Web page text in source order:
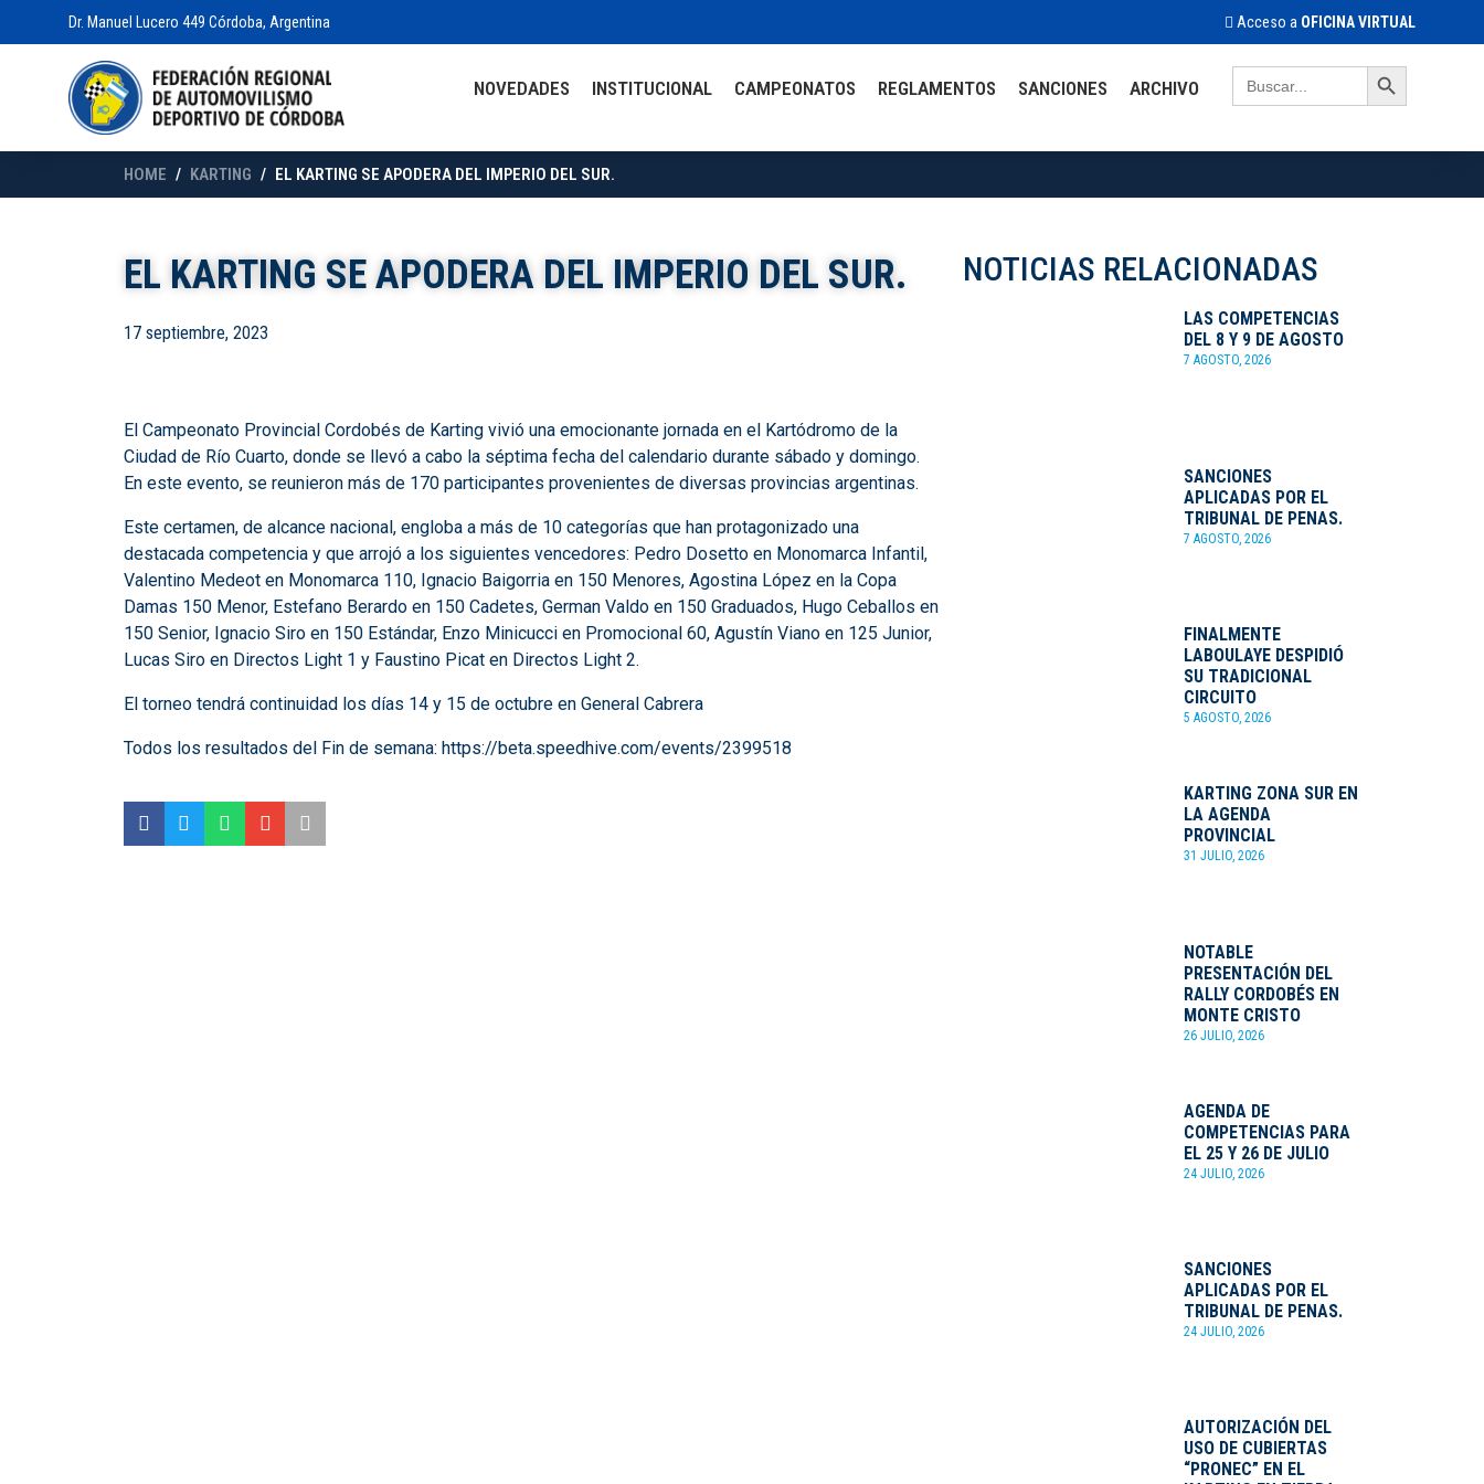
Dr. Manuel Lucero 449 Córdoba, Argentina Acceso a OFICINA VIRTUAL
NOVEDADES INSTITUCIONAL CAMPEONATOS REGLAMENTOS SANCIONES ARCHIVO
Search
for:
Search Button
HOME KARTING EL KARTING SE APODERA DEL IMPERIO DEL SUR.
EL KARTING SE APODERA DEL IMPERIO DEL SUR.
17 septiembre, 2023
El Campeonato Provincial Cordobés de Karting vivió una emocionante jornada en el Kartódromo de la
Ciudad de Río Cuarto, donde se llevó a cabo la séptima fecha del calendario durante sábado y domingo.
En este evento, se reunieron más de 170 participantes provenientes de diversas provincias argentinas.
Este certamen, de alcance nacional, engloba a más de 10 categorías que han protagonizado una
destacada competencia y que arrojó a los siguientes vencedores: Pedro Dosetto en Monomarca Infantil,
Valentino Medeot en Monomarca 110, Ignacio Baigorria en 150 Menores, Agostina López en la Copa
Damas 150 Menor, Estefano Berardo en 150 Cadetes, German Valdo en 150 Graduados, Hugo Ceballos en
150 Senior, Ignacio Siro en 150 Estándar, Enzo Minicucci en Promocional 60, Agustín Viano en 125 Junior,
Lucas Siro en Directos Light 1 y Faustino Picat en Directos Light 2.
El torneo tendrá continuidad los días 14 y 15 de octubre en General Cabrera
Todos los resultados del Fin de semana: https://beta.speedhive.com/events/2399518
NOTICIAS RELACIONADAS
LAS COMPETENCIAS
DEL 8 Y 9 DE AGOSTO
7 AGOSTO, 2026
SANCIONES
APLICADAS POR EL
TRIBUNAL DE PENAS.
7 AGOSTO, 2026
FINALMENTE
LABOULAYE DESPIDIÓ
SU TRADICIONAL
CIRCUITO
5 AGOSTO, 2026
KARTING ZONA SUR EN
LA AGENDA
PROVINCIAL
31 JULIO, 2026
NOTABLE
PRESENTACIÓN DEL
RALLY CORDOBÉS EN
MONTE CRISTO
26 JULIO, 2026
AGENDA DE
COMPETENCIAS PARA
EL 25 Y 26 DE JULIO
24 JULIO, 2026
SANCIONES
APLICADAS POR EL
TRIBUNAL DE PENAS.
24 JULIO, 2026
AUTORIZACIÓN DEL
USO DE CUBIERTAS
“PRONEC” EN EL